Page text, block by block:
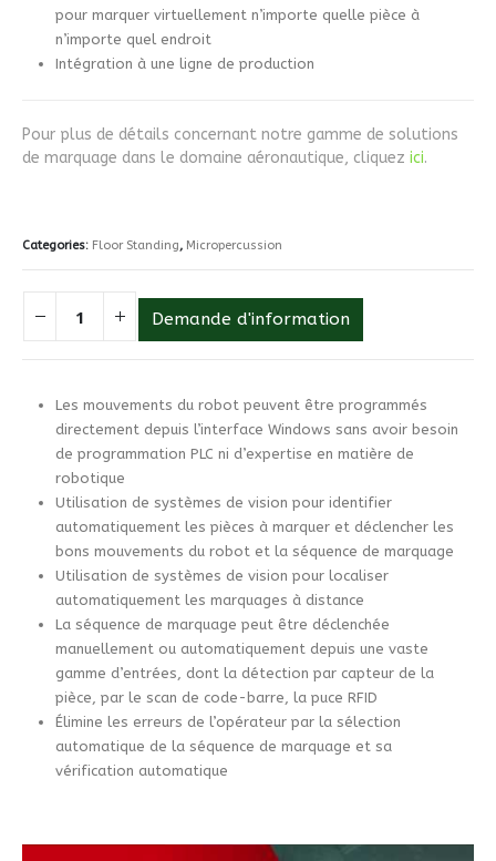
pour marquer virtuellement n’importe quelle pièce à
n’importe quel endroit
Intégration à une ligne de production
Pour plus de détails concernant notre gamme de solutions
de marquage dans le domaine aéronautique, cliquez ici.
Categories: Floor Standing, Micropercussion
Demande d'information
Les mouvements du robot peuvent être programmés
directement depuis l’interface Windows sans avoir besoin
de programmation PLC ni d’expertise en matière de
robotique
Utilisation de systèmes de vision pour identifier
automatiquement les pièces à marquer et déclencher les
bons mouvements du robot et la séquence de marquage
Utilisation de systèmes de vision pour localiser
automatiquement les marquages à distance
La séquence de marquage peut être déclenchée
manuellement ou automatiquement depuis une vaste
gamme d’entrées, dont la détection par capteur de la
pièce, par le scan de code-barre, la puce RFID
Élimine les erreurs de l’opérateur par la sélection
automatique de la séquence de marquage et sa
vérification automatique